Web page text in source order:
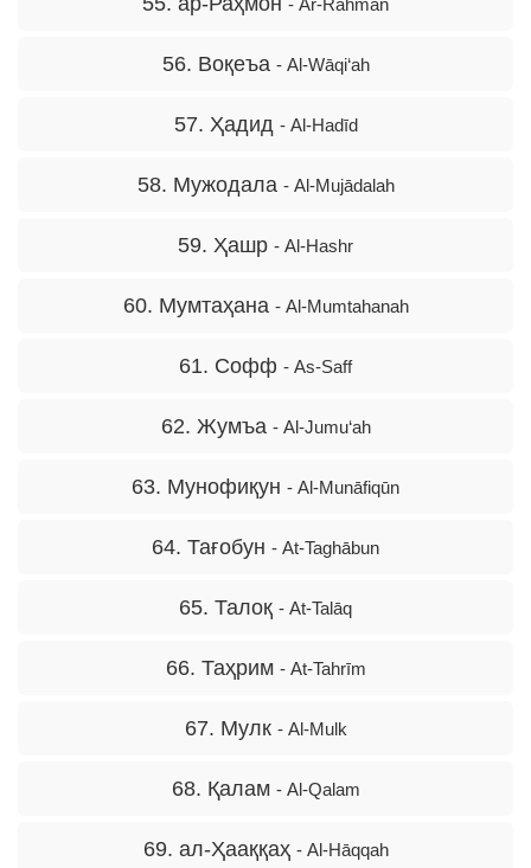
56. Воқеъа - Al-Wāqi‘ah
57. Ҳадид - Al-Hadīd
58. Мужодала - Al-Mujādalah
59. Ҳашр - Al-Hashr
60. Мумтаҳана - Al-Mumtahanah
61. Софф - As-Saff
62. Жумъа - Al-Jumu‘ah
63. Мунофиқун - Al-Munāfiqūn
64. Тағобун - At-Taghābun
65. Талоқ - At-Talāq
66. Таҳрим - At-Tahrīm
67. Мулк - Al-Mulk
68. Қалам - Al-Qalam
69. ал-Ҳааққаҳ - Al-Hāqqah